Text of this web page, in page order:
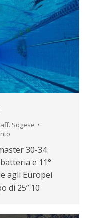
Sogese
30-34
e 11°
agli Europei
di 25”.10